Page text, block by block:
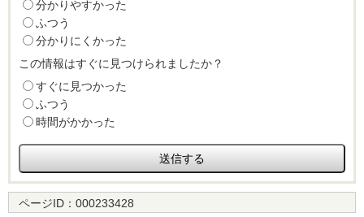
分かりやすかった
ふつう
分かりにくかった
この情報はすぐに見つけられましたか？
すぐに見つかった
ふつう
時間がかかった
ページID： 000233428